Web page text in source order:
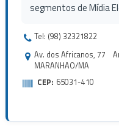
segmentos de Mídia
Tel: (98) 32321822
Av. dos Africanos, 77
MARANHAO/MA
CEP: 65031-410